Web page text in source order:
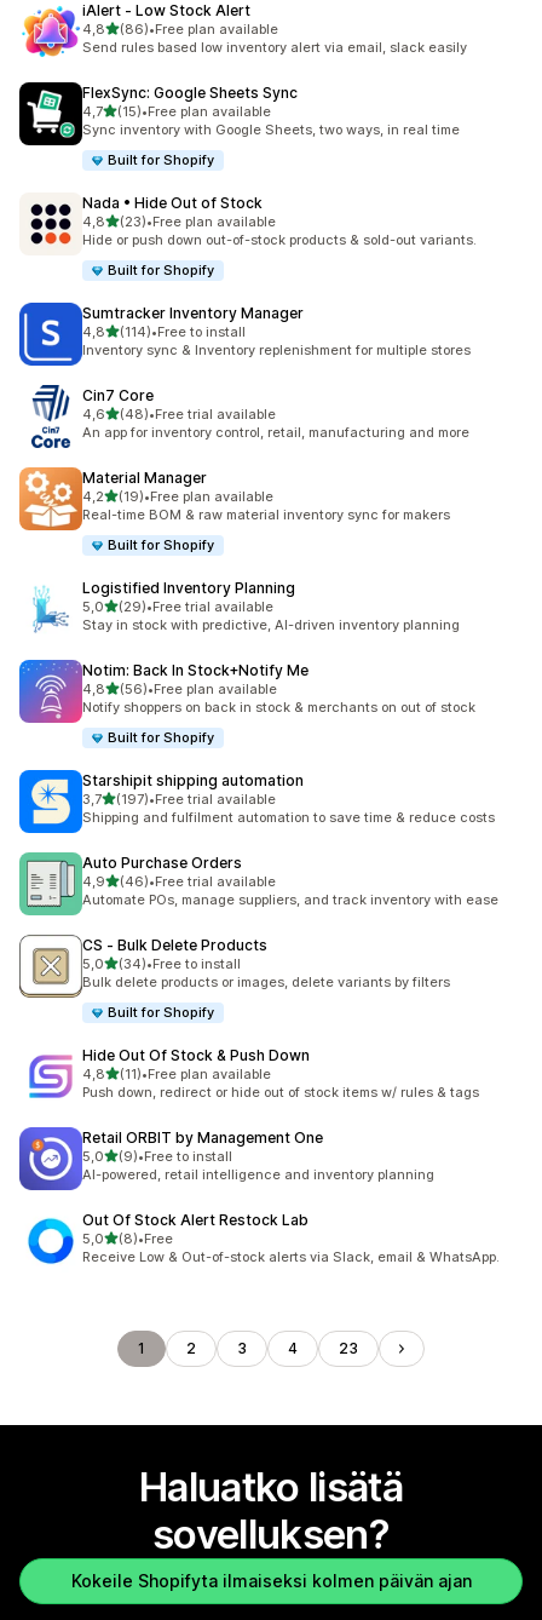
iAlert ‑ Low Stock Alert
4,8/ 5 tähteä
(86)
86 arvostelua yhteensä
•Free plan available
Send rules based low inventory alert via email, slack easily
FlexSync: Google Sheets Sync
4,7/ 5 tähteä
(15)
15 arvostelua yhteensä
•Free plan available
Sync inventory with Google Sheets, two ways, in real time
Built for Shopify
Nada • Hide Out of Stock
4,8/ 5 tähteä
(23)
23 arvostelua yhteensä
•Free plan available
Hide or push down out-of-stock products & sold-out variants.
Built for Shopify
Sumtracker Inventory Manager
4,8/ 5 tähteä
(114)
114 arvostelua yhteensä
•Free to install
Inventory sync & Inventory replenishment for multiple stores
Cin7 Core
4,6/ 5 tähteä
(48)
48 arvostelua yhteensä
•Free trial available
An app for inventory control, retail, manufacturing and more
Material Manager
4,2/ 5 tähteä
(19)
19 arvostelua yhteensä
•Free plan available
Real-time BOM & raw material inventory sync for makers
Built for Shopify
Logistified Inventory Planning
5,0/ 5 tähteä
(29)
29 arvostelua yhteensä
•Free trial available
Stay in stock with predictive, AI-driven inventory planning
Notim: Back In Stock+Notify Me
4,8/ 5 tähteä
(56)
56 arvostelua yhteensä
•Free plan available
Notify shoppers on back in stock & merchants on out of stock
Built for Shopify
Starshipit shipping automation
3,7/ 5 tähteä
(197)
197 arvostelua yhteensä
•Free trial available
Shipping and fulfilment automation to save time & reduce costs
Auto Purchase Orders
4,9/ 5 tähteä
(46)
46 arvostelua yhteensä
•Free trial available
Automate POs, manage suppliers, and track inventory with ease
CS ‑ Bulk Delete Products
5,0/ 5 tähteä
(34)
34 arvostelua yhteensä
•Free to install
Bulk delete products or images, delete variants by filters
Built for Shopify
Hide Out Of Stock & Push Down
4,8/ 5 tähteä
(11)
11 arvostelua yhteensä
•Free plan available
Push down, redirect or hide out of stock items w/ rules & tags
Retail ORBIT by Management One
5,0/ 5 tähteä
(9)
9 arvostelua yhteensä
•Free to install
AI-powered, retail intelligence and inventory planning
Out Of Stock Alert Restock Lab
5,0/ 5 tähteä
(8)
8 arvostelua yhteensä
•Free
Receive Low & Out-of-stock alerts via Slack, email & WhatsApp.
1 2 3 4 23
Haluatko lisätä
sovelluksen?
Kokeile Shopifyta ilmaiseksi kolmen päivän ajan